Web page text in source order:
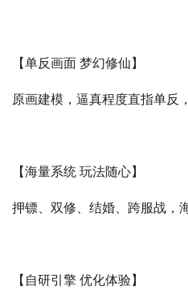
【单反画面 梦幻修仙】
原画建模，逼真程度直指单反
【海量系统 玩法随心】
押镖、双修、结婚、跨服战，
【自研引擎 优化体验】